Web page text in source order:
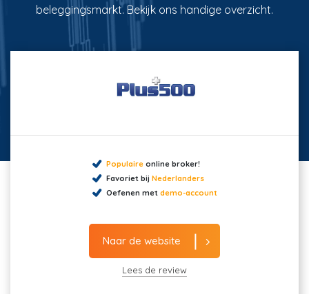
beleggingsmarkt. Bekijk ons handige overzicht.
Populaireonline broker!
Favoriet bij Nederlanders
Oefenen met demo-account
Naar de website
Lees de review